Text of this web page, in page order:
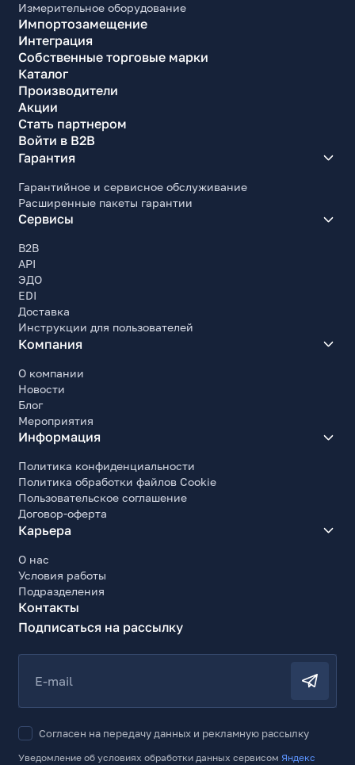
Измерительное оборудование
Импортозамещение
Интеграция
Собственные торговые марки
Каталог
Производители
Акции
Стать партнером
Войти в B2B
Гарантия
Гарантийное и сервисное обслуживание
Расширенные пакеты гарантии
Сервисы
B2B
API
ЭДО
EDI
Доставка
Инструкции для пользователей
Компания
О компании
Новости
Блог
Мероприятия
Информация
Политика конфиденциальности
Политика обработки файлов Cookie
Пользовательское соглашение
Договор-оферта
Карьера
О нас
Условия работы
Подразделения
Контакты
Подписаться на рассылку
E-mail
Согласен на передачу данных и рекламную рассылку
Уведомление об условиях обработки данных сервисом Яндекс